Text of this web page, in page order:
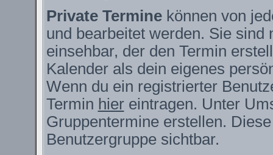
Private Terminekönnen von
und bearbeitet werden. Sie
einsehbar, der den Termin
Kalender als dein eigenes
Wenn du ein registrierter
Termin hiereintragen. Unter
Gruppentermine erstellen.
Benutzergruppe sichtbar.